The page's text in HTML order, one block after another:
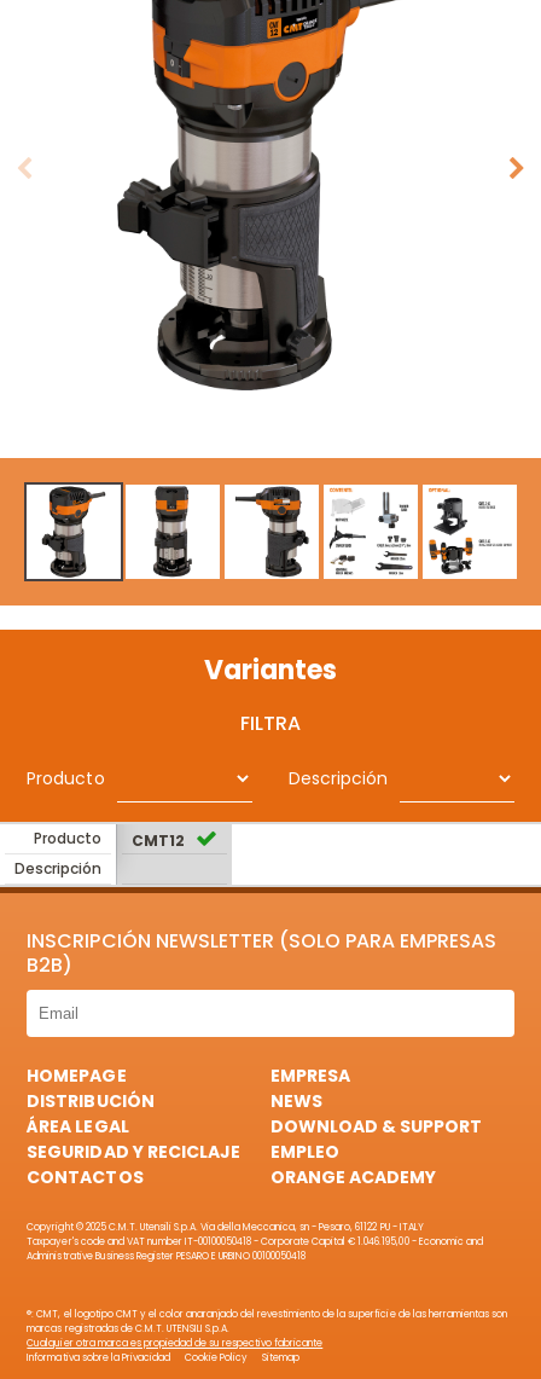
Variantes
FILTRA
Producto Descripción
Producto
Descripción
CMT12
INSCRIPCIÓN NEWSLETTER (SOLO PARA EMPRESAS
B2B)
HOMEPAGE
EMPRESA
DISTRIBUCIÓN
NEWS
ÁREA LEGAL
DOWNLOAD & SUPPORT
SEGURIDAD Y RECICLAJE
EMPLEO
CONTACTOS
ORANGE ACADEMY
Copyright © 2025 C.M.T. Utensili S.p.A. Via della Meccanica, sn - Pesaro, 61122 PU - ITALY
Taxpayer's code and VAT number IT-00100050418 - Corporate Capital € 1.046.195,00 - Economic and
Administrative Business Register PESARO E URBINO 00100050418
®: CMT, el logotipo CMT y el color anaranjado del revestimiento de la superficie de las herramientas son
marcas registradas de C.M.T. UTENSILI S.p.A.
Cualquier otra marca es propiedad de su respectivo fabricante
Informativa sobre la Privacidad
Cookie Policy Sitemap